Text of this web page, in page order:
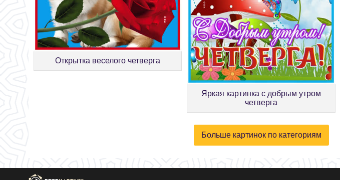
Открытка веселого четверга
Яркая картинка с добрым утром
четверга
Больше картинок по категориям